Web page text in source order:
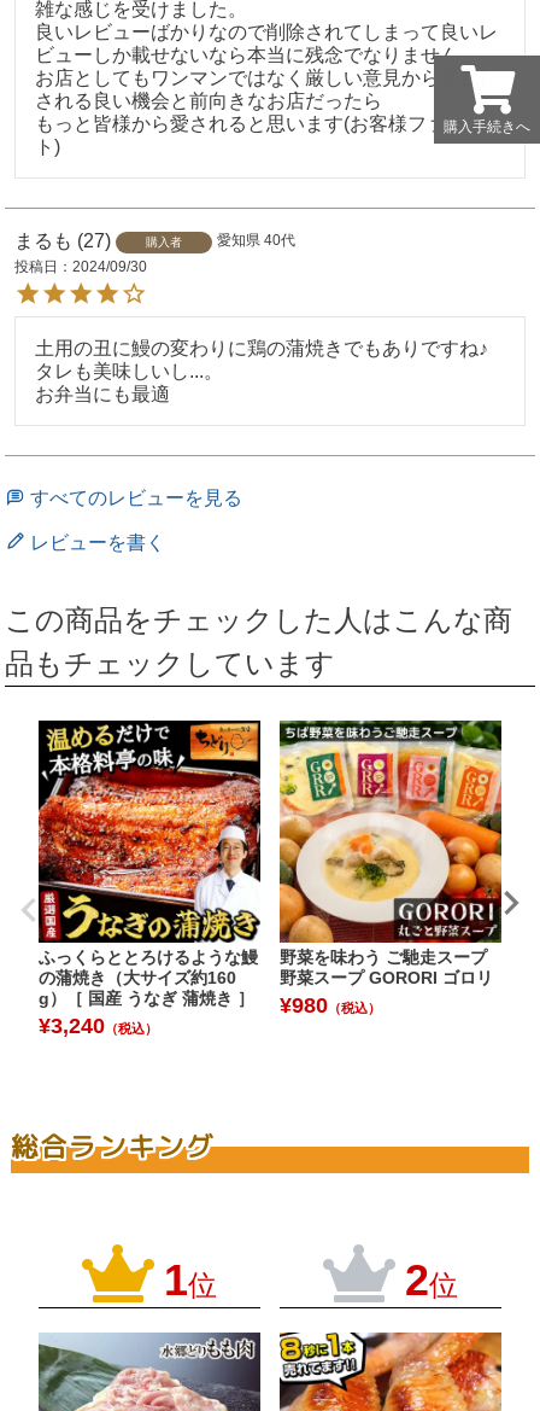
雑な感じを受けました。
良いレビューばかりなので削除されてしまって良いレ
ビューしか載せないなら本当に残念でなりません。
お店としてもワンマンではなく厳しい意見から見直し
される良い機会と前向きなお店だったら
もっと皆様から愛されると思います(お客様ファース
まるも 27 購入者 愛知県 40代
投稿日
2024/09/30
土用の丑に鰻の変わりに鶏の蒲焼きでもありですね♪
タレも美味しいし...。
お弁当にも最適
すべてのレビューを見る
レビューを書く
この商品をチェックした人はこんな商
品もチェックしています
ふっくらととろけるような鰻
の蒲焼き（大サイズ約160
g）［ 国産 うなぎ 蒲焼き ］
¥3,240 （税込）
野菜を味わう ご馳走スープ
野菜スープ GORORI ゴロリ
¥980 （税込）
総合ランキング
1位 2位
購入手続きへ
購入手続きへ